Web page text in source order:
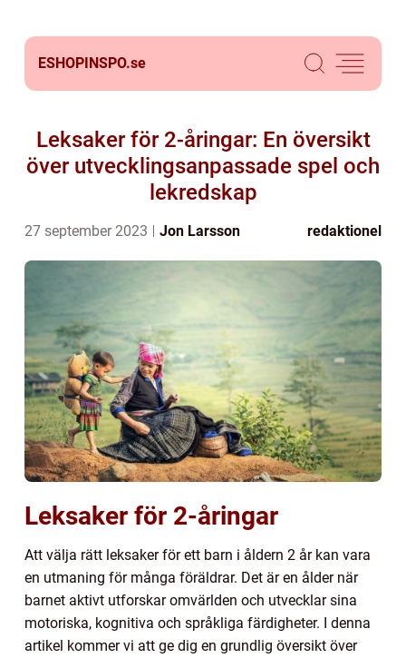
ESHOPINSPO.se
Leksaker för 2-åringar: En översikt
över utvecklingsanpassade spel och
lekredskap
27 september 2023 Jon Larsson redaktionel
Leksaker för 2-åringar
Att välja rätt leksaker för ett barn i åldern 2 år kan vara
en utmaning för många föräldrar. Det är en ålder när
barnet aktivt utforskar omvärlden och utvecklar sina
motoriska, kognitiva och språkliga färdigheter. I denna
artikel kommer vi att ge dig en grundlig översikt över